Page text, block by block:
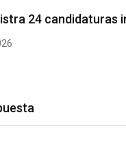
Cotopaxi espera